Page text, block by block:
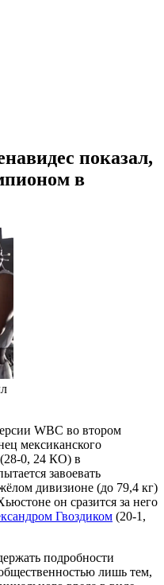
показал,
в
WBC во втором
мексиканского
(28-0, 24 КО) в
завоевать
дивизионе (до 79,4 кг)
он сразится за него
Гвоздиком (20-1,
подробности
лишь тем,